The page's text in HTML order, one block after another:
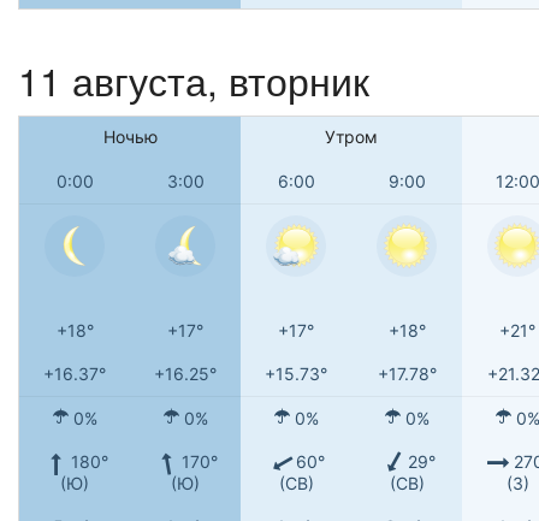
11 августа, вторник
Ночью Утром
0:00 3:00 6:00 9:00 12:00
+18° +17° +17° +18° +21°
+16.37° +16.25° +15.73° +17.78°
0% 0% 0% 0% 0%
180°
(Ю)
170°
(Ю)
60°
(СВ)
29°
(СВ)
(З)